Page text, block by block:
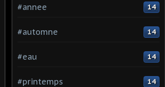
#annee 14
#automne 14
#eau 14
#printemps 14